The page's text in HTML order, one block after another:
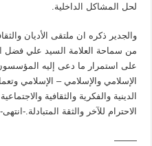
لحل المشاكل الداخلية.
والجدير ذكره ان ملتقى الأديان
من سماحة العلامة السيد علي فضل
على استمرار ما دعى إليه
الإسلامي والإسلامي – الإسلامي
الدينية والفكرية والثقافية
الاحترام للآخر والثقة المتبادلة.-انتهى-
——–